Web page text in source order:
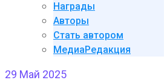
Награды
Авторы
Стать автором
МедиаРедакция
29 Май 2025